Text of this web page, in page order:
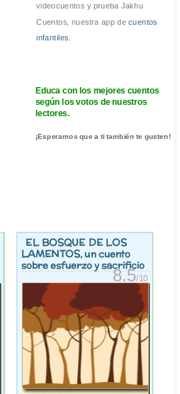
videocuentos y prueba Jakhu
Cuentos, nuestra app decuentos
infantiles.
Educa con los mejores cuentos
según los votos de nuestros
lectores.
¡Esperamos que a ti también te gusten!
EL BOSQUE DE LOS
LAMENTOS, un cuento
sobre esfuerzo y sacrificio
8.5/10